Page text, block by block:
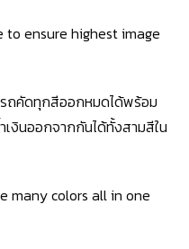
to ensure highest image
ถคัดทุกสีออกหมดได้พร้อม
งินออกจากกันได้ทั้งสามสีใน
many colors all in one